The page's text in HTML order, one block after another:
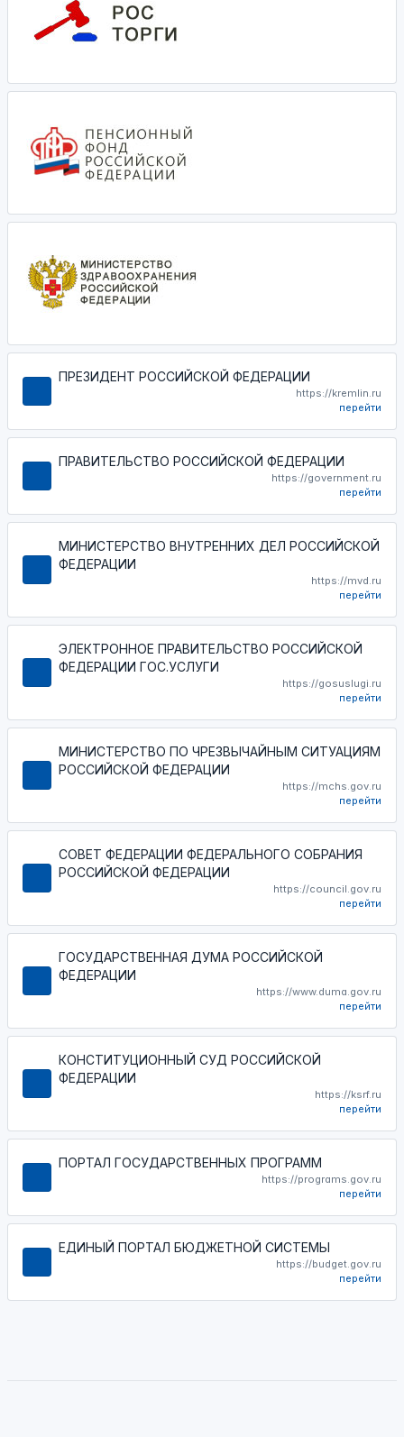
ПРЕЗИДЕНТ РОССИЙСКОЙ ФЕДЕРАЦИИ
https://kremlin.ru
перейти
ПРАВИТЕЛЬСТВО РОССИЙСКОЙ ФЕДЕРАЦИИ
https://government.ru
перейти
МИНИСТЕРСТВО ВНУТРЕННИХ ДЕЛ РОССИЙСКОЙ
ФЕДЕРАЦИИ
https://mvd.ru
перейти
ЭЛЕКТРОННОЕ ПРАВИТЕЛЬСТВО РОССИЙСКОЙ
ФЕДЕРАЦИИ ГОС.УСЛУГИ
https://gosuslugi.ru
перейти
МИНИСТЕРСТВО ПО ЧРЕЗВЫЧАЙНЫМ СИТУАЦИЯМ
РОССИЙСКОЙ ФЕДЕРАЦИИ
https://mchs.gov.ru
перейти
СОВЕТ ФЕДЕРАЦИИ ФЕДЕРАЛЬНОГО СОБРАНИЯ
РОССИЙСКОЙ ФЕДЕРАЦИИ
https://council.gov.ru
перейти
ГОСУДАРСТВЕННАЯ ДУМА РОССИЙСКОЙ
ФЕДЕРАЦИИ
https://www.duma.gov.ru
перейти
КОНСТИТУЦИОННЫЙ СУД РОССИЙСКОЙ
ФЕДЕРАЦИИ
https://ksrf.ru
перейти
ПОРТАЛ ГОСУДАРСТВЕННЫХ ПРОГРАММ
https://programs.gov.ru
перейти
ЕДИНЫЙ ПОРТАЛ БЮДЖЕТНОЙ СИСТЕМЫ
https://budget.gov.ru
перейти